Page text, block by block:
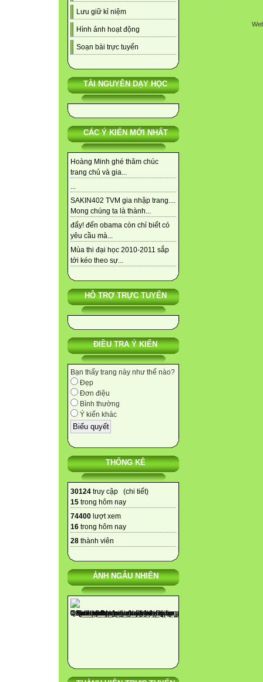
Lưu giữ kỉ niệm
Hình ảnh hoạt động
Soạn bài trực tuyến
TÀI NGUYÊN DẠY HỌC
CÁC Ý KIẾN MỚI NHẤT
Hoàng Minh ghé thăm chúc
trang chủ và gia...
...
SAKIN402 TVM gia nhập trang....
Mong chúng ta là thành...
đấy! đến obama còn chỉ biết có
yêu cầu mà...
Mùa thi đại học 2010-2011 sắp
tới kéo theo sự...
HỖ TRỢ TRỰC TUYẾN
ĐIỀU TRA Ý KIẾN
Bạn thấy trang này như thế nào?
Đẹp
Đơn điệu
Bình thường
Ý kiến khác
THỐNG KÊ
30124 truy cập (chi tiết)
15 trong hôm nay
74400 lượt xem
16 trong hôm nay
28 thành viên
ẢNH NGẪU NHIÊN